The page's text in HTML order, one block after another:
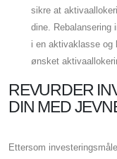
sikre at
dine. Rebalansering
i en aktivaklasse og
ønsket
REVURDER
DIN MED
Ettersom